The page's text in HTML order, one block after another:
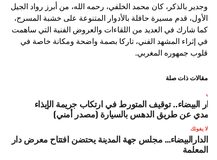
وجدير بالذكر، كان محمد الخلفي، رحمه الله، من أبرز رواد الجيل
الأول، قدم مسيرة حافلة بالأدوار المتنوعة على خشبة المسرح،
كما شارك في العديد من اللقاءات والعروض الفنية التي ساهمت
في إثراء المشهد الفني، تاركا بصمة واضحة ومكانة خاصة في
قلوب جمهوره المغربي.
مقالات ذات صلة
البيضاء.. توقيف المتورط في ارتكاب جريمة الإيذاء
عن طريق الدهس بالسيارة (مصدر أمني)
لا يفوتك
الدارالبيضاء… مجلس جهة المدينة يحتضن افتتاح معرض دار
المعلمة